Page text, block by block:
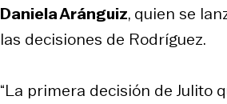
Daniela Aránguiz, quien se
las decisiones de Rodríguez.
“La primera decisión de Julito